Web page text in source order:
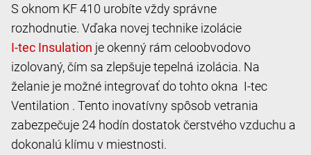
S oknom KF 410 urobíte vždy správne
rozhodnutie. Vďaka novej technike izolácie
je okenný rám celoobvodovo
izolovaný, čím sa zlepšuje tepelná izolácia. Na
želanie je možné integrovať do tohto okna I-tec
Ventilation . Tento inovatívny spôsob vetrania
zabezpečuje 24 hodín dostatok čerstvého vzduchu a
dokonalú klímu v miestnosti.